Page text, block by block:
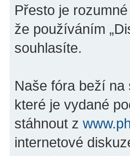
Přesto je
že používáním
souhlasíte.
Naše fóra beží
které je vydané
stáhnout z
internetové